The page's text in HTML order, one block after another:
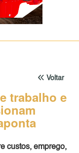
Voltar
trabalho e
custos, emprego,